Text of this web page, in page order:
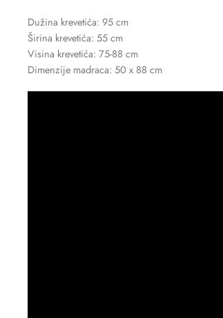
Dužina krevetića: 95 cm
Širina krevetića: 55 cm
Visina krevetića: 75-88 cm
Dimenzije madraca: 50 x 88 cm